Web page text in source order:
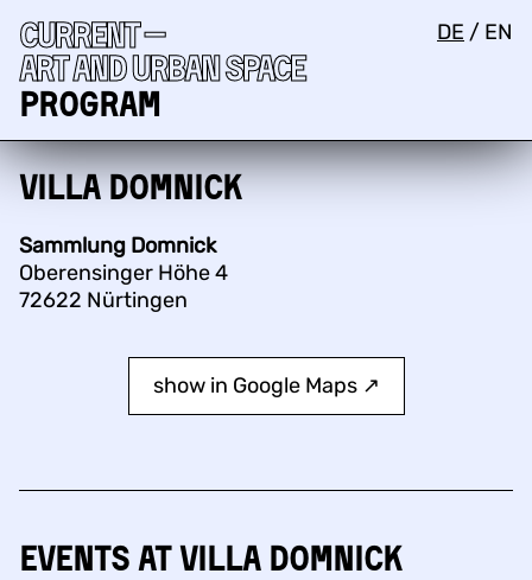
Current —
Art and urban space
Program
DE / EN
Villa Domnick
Sammlung Domnick
Oberensinger Höhe 4
72622 Nürtingen
show in Google Maps ↗︎
Events at Villa Domnick